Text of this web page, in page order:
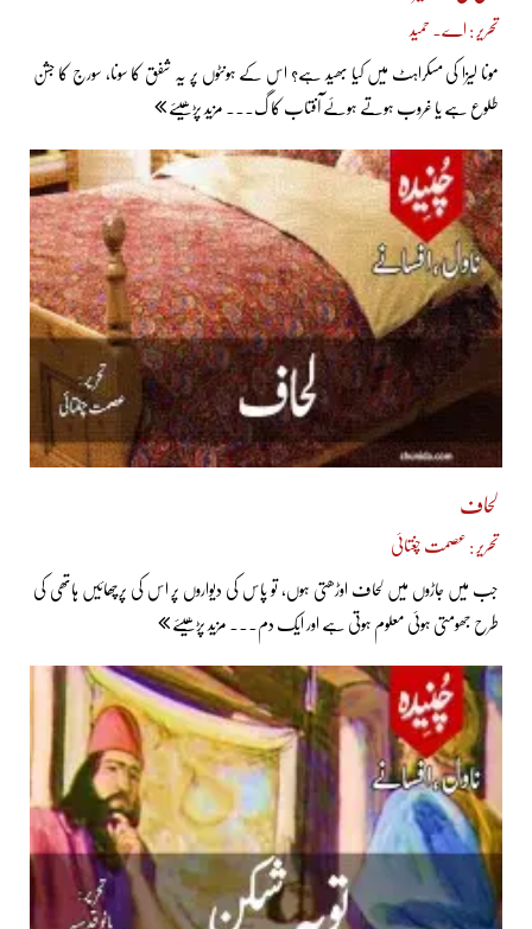
تحریر : اے۔ حمید
مونا لیزا کی مسکراہٹ میں کیا بھید ہے؟ اس کے ہونٹوں پر یہ شفق کا سونا، سورج کا جشن
طلوع ہے یا غروب ہوتے ہوئے آفتاب کا گ... مزید پڑھیئے
لحاف
تحریر : عصمت چغتائی
جب میں جاڑوں میں لحاف اوڑھتی ہوں، تو پاس کی دیواروں پر اس کی پرچھائیں ہاتھی کی
طرح جھومتی ہوئی معلوم ہوتی ہے اور ایک دم... مزید پڑھیئے